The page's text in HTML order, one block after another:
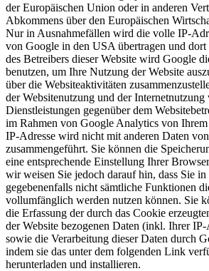
der Europäischen Union oder in anderen
Abkommens über den Europäischen
Nur in Ausnahmefällen wird die volle IP-
von Google in den USA übertragen und
des Betreibers dieser Website wird Google
benutzen, um Ihre Nutzung der Website
über die Websiteaktivitäten
der Websitenutzung und der Internetnutzung
Dienstleistungen gegenüber dem
im Rahmen von Google Analytics von
IP-Adresse wird nicht mit anderen Daten
zusammengeführt. Sie können die
eine entsprechende Einstellung Ihrer
wir weisen Sie jedoch darauf hin, dass Sie in
gegebenenfalls nicht sämtliche Funktionen
vollumfänglich werden nutzen können. Sie
die Erfassung der durch das Cookie
der Website bezogenen Daten (inkl. Ihrer
sowie die Verarbeitung dieser Daten durch
indem sie das unter dem folgenden Link
herunterladen und installieren.